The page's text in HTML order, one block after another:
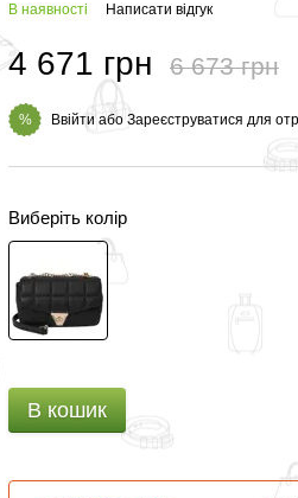
В наявності Написати відгук
4 671 грн 6 673 грн
% Ввійтиабо Зареєструватися для
Виберіть колір
В кошик